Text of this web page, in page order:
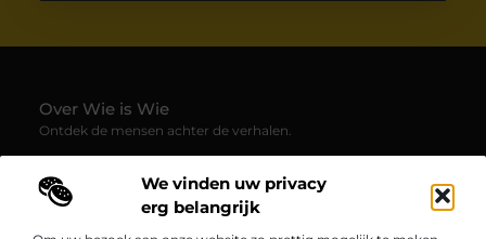
We vinden uw privacy
erg belangrijk
Over Wie is Wie
Ontdek de mensen achter de verhalen.
over boeiende persoonlijkheden uit alle hoeken van de
samenleving. Laat je verrassen door inspirerende